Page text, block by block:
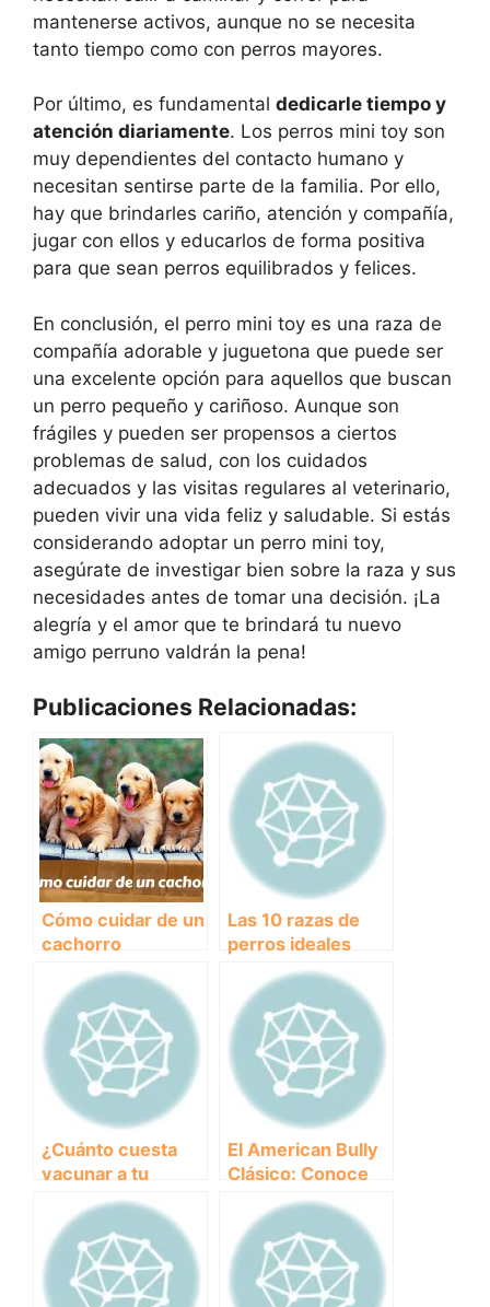
mantenerse activos, aunque no se necesita
tanto tiempo como con perros mayores.
Por último, es fundamental dedicarle tiempo y
atención diariamente. Los perros mini toy son
muy dependientes del contacto humano y
necesitan sentirse parte de la familia. Por ello,
hay que brindarles cariño, atención y compañía,
jugar con ellos y educarlos de forma positiva
para que sean perros equilibrados y felices.
En conclusión, el perro mini toy es una raza de
compañía adorable y juguetona que puede ser
una excelente opción para aquellos que buscan
un perro pequeño y cariñoso. Aunque son
frágiles y pueden ser propensos a ciertos
problemas de salud, con los cuidados
adecuados y las visitas regulares al veterinario,
pueden vivir una vida feliz y saludable. Si estás
considerando adoptar un perro mini toy,
asegúrate de investigar bien sobre la raza y sus
necesidades antes de tomar una decisión. ¡La
alegría y el amor que te brindará tu nuevo
amigo perruno valdrán la pena!
Publicaciones Relacionadas:
Cómo cuidar de un
cachorro
Las 10 razas de
perros ideales
para convivir con
niños
¿Cuánto cuesta
vacunar a tu
cachorro?
Descubre el
precio de las
vacunas más
comunes
El American Bully
Clásico: Conoce
todo sobre esta
fascinante raza de
perros